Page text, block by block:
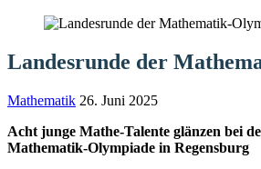
Landesrunde der
Mathematik 26. Juni 2025
Acht junge Mathe-Talente glänzen bei
Mathematik-Olympiade in Regensburg